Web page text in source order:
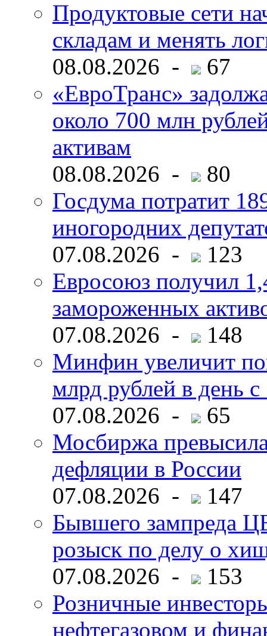
Продуктовые сети
складам и менять
08.08.2026 -
67
«ЕвроТранс»
около 700 млн
активам
08.08.2026 -
80
Госдума потратит
иногородних
07.08.2026 -
123
Евросоюз получил
замороженных
07.08.2026 -
148
Минфин увеличит
млрд рублей в день с
07.08.2026 -
65
Мосбиржа
дефляции в России
07.08.2026 -
147
Бывшего зампреда
розыск по делу о
07.08.2026 -
153
Розничные
нефтегазовом и